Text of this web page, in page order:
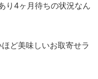
り4ヶ月待ちの状況なん
ど美味しいお取寄せラ